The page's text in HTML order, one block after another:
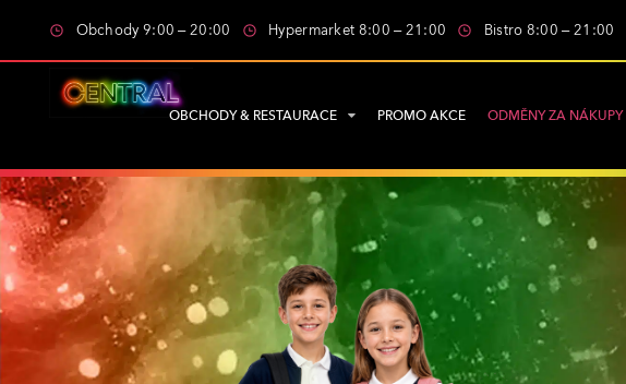
Obchody 9:00 – 20:00 Hypermarket 8:00 – 21:00 Bistro 8:00 – 21:00
OBCHODY & RESTAURACE PROMO AKCE ODMĚNY ZA NÁKUPY